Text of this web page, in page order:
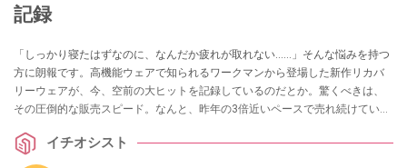
記録
「しっかり寝たはずなのに、なんだか疲れが取れない……」そんな悩みを持つ
方に朗報です。高機能ウェアで知られるワークマンから登場した新作リカバ
リーウェアが、今、空前の大ヒットを記録しているのだとか。驚くべきは、
その圧倒的な販売スピード。なんと、昨年の3倍近いペースで売れ続けている
イチオシスト